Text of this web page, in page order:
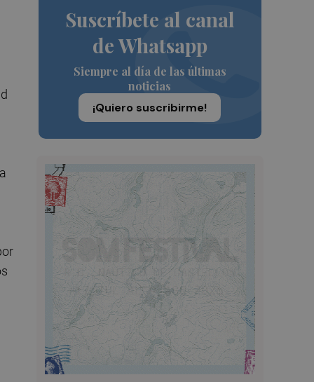
Suscríbete al canal
de Whatsapp
Siempre al día de las últimas
noticias
¡Quiero suscribirme!